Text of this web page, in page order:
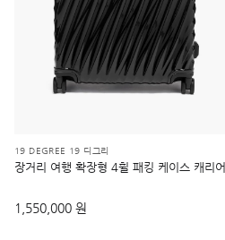
19 DEGREE 19 디그리
장거리 여행 확장형 4휠 패킹 케이스 캐리어
1,550,000 원